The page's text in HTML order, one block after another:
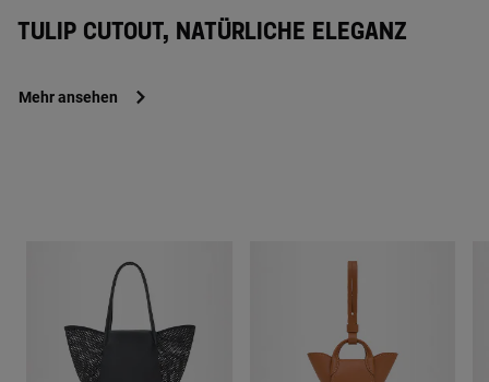
TULIP CUTOUT, NATÜRLICHE ELEGANZ
Mehr ansehen